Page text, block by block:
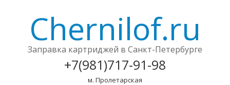
Chernilof.ru
Заправка картриджей в Санкт-Петербурге
+7(981)717-91-98
м. Пролетарская